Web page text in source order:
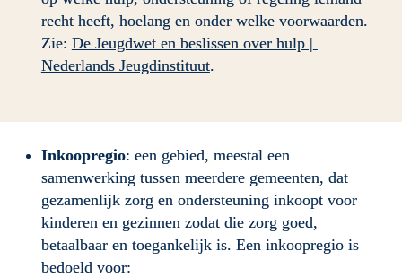
recht heeft, hoelang en onder welke voorwaarden.
Zie: De Jeugdwet en beslissen over hulp |
Nederlands Jeugdinstituut.
Inkoopregio: een gebied, meestal een
samenwerking tussen meerdere gemeenten, dat
gezamenlijk zorg en ondersteuning inkoopt voor
kinderen en gezinnen zodat die zorg goed,
betaalbaar en toegankelijk is. Een inkoopregio is
bedoeld voor: